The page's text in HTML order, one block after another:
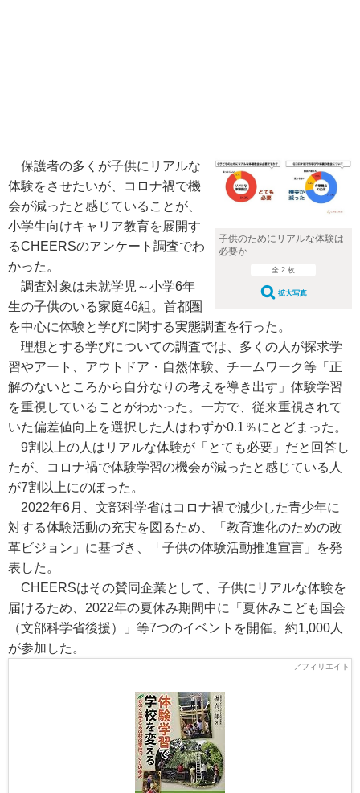
子供のためにリアルな体験は
必要か
全 2 枚
拡大写真
保護者の多くが子供にリアルな
体験をさせたいが、コロナ禍で機
会が減ったと感じていることが、
小学生向けキャリア教育を展開す
るCHEERSのアンケート調査でわ
かった。
調査対象は未就学児～小学6年
生の子供のいる家庭46組。首都圏
を中心に体験と学びに関する実態調査を行った。
理想とする学びについての調査では、多くの人が探求学
習やアート、アウトドア・自然体験、チームワーク等「正
解のないところから自分なりの考えを導き出す」体験学習
を重視していることがわかった。一方で、従来重視されて
いた偏差値向上を選択した人はわずか0.1％にとどまった。
9割以上の人はリアルな体験が「とても必要」だと回答し
たが、コロナ禍で体験学習の機会が減ったと感じている人
が7割以上にのぼった。
2022年6月、文部科学省はコロナ禍で減少した青少年に
対する体験活動の充実を図るため、「教育進化のための改
革ビジョン」に基づき、「子供の体験活動推進宣言」を発
表した。
CHEERSはその賛同企業として、子供にリアルな体験を
届けるため、2022年の夏休み期間中に「夏休みこども国会
（文部科学省後援）」等7つのイベントを開催。約1,000人
が参加した。